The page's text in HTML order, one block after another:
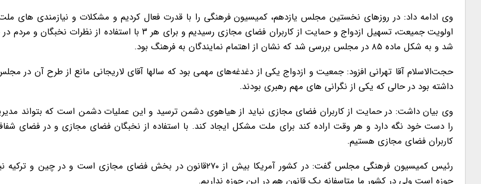
اولویت جمیعت، تسهیل ازدواج و حمایت از کاربران فضای مجازی رسیدیم و برای هر ۳ با
شد و به شکل ماده ۸۵ در مجلس بررسی شد که نشان از اهتمام نمایندگان به فرهنگ بود.
حجت‌الاسلام آقا تهرانی افزود: جمعیت و ازدواج یکی از دغدغه‌های مهمی بود که سالها آقای لاریجانی مانع از طرح آن در
داشته بود در حالی که یکی از نگرانی های مهم رهبری بودند.
وی بیان داشت: در حمایت از کاربران فضای مجازی نباید از هیاهوی دشمن ترسید و این عملیات دشمن است که بتواند
را دست خود نگه دارد و هر وقت اراده کند برای ملت مشکل ایجاد کند. با استفاده از نخبگان فضای مجازی و در فضای
کاربران فضای مجازی هستیم.
رئیس کمیسیون فرهنگی مجلس گفت: در کشور آمریکا بیش از ۲۷۰قانون در بخش فضای مجازی است و
حوزه است ولی در کشور ما متاسفانه یک قانون هم در این حوزه نداریم.